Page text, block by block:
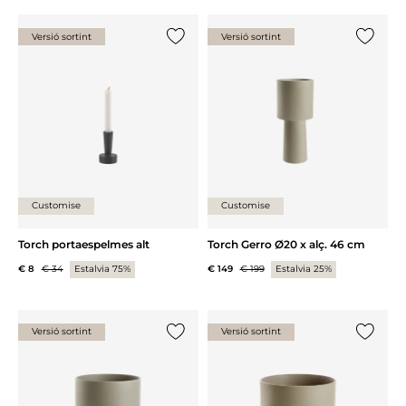
Versió sortint
Customise
Torch portaespelmes alt
€ 8 € 34 Estalvia 75%
Versió sortint
Customise
Torch Gerro Ø20 x alç. 46 cm
€ 149 € 199 Estalvia 25%
Versió sortint Versió sortint